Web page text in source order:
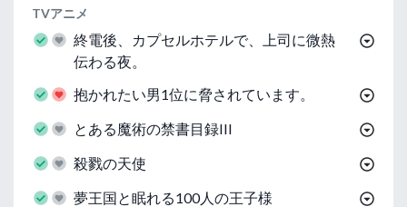
TVアニメ
終電後、カプセルホテルで、上司に微熱
伝わる夜。
抱かれたい男1位に脅されています。
とある魔術の禁書目録III
殺戮の天使
夢王国と眠れる100人の王子様